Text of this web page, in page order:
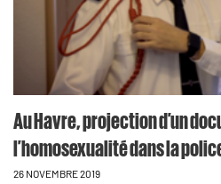
Au Havre, projection d’un
l’homosexualité dans la
26 NOVEMBRE 2019